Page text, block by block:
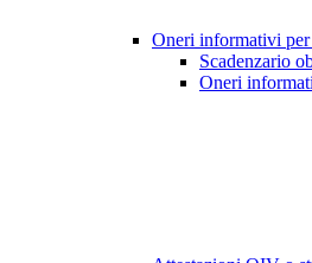
Oneri informativi
Scadenzario
Oneri